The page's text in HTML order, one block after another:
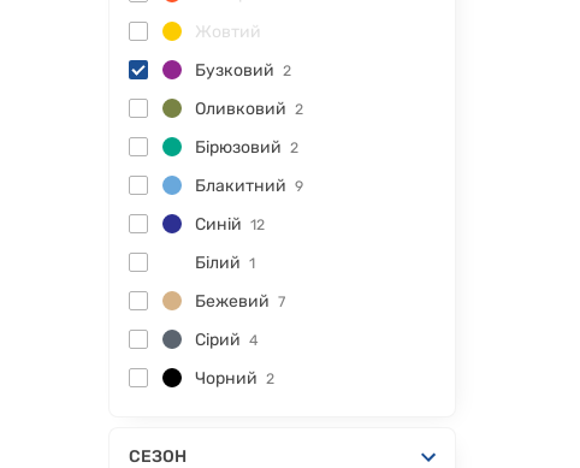
Жовтий
Бузковий 2
Оливковий 2
Бірюзовий 2
Блакитний 9
Синій 12
Білий 1
Бежевий 7
Сірий 4
Чорний 2
СЕЗОН